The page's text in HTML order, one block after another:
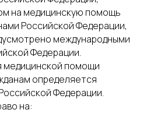
на медицинскую помощь
Российской Федерации,
международными
Федерации.
медицинской помощи
определяется
Федерации.
на: